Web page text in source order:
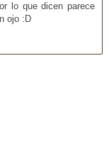
lo que dicen parece
ojo :D